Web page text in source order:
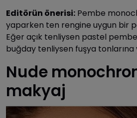
Editörün önerisi: Pembe
yaparken ten rengine uygun bir
Eğer açık tenliysen pastel
buğday tenliysen fuşya tonlarına
Nude
makyaj